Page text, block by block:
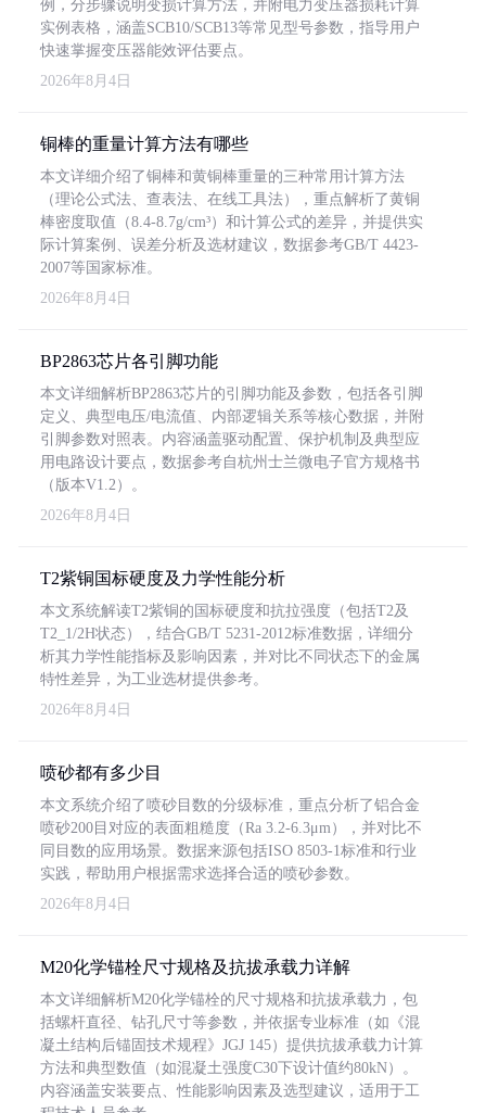
例，分步骤说明变损计算方法，并附电力变压器损耗计算
实例表格，涵盖SCB10/SCB13等常见型号参数，指导用户
快速掌握变压器能效评估要点。
2026年8月4日
铜棒的重量计算方法有哪些
本文详细介绍了铜棒和黄铜棒重量的三种常用计算方法
（理论公式法、查表法、在线工具法），重点解析了黄铜
棒密度取值（8.4-8.7g/cm³）和计算公式的差异，并提供实
际计算案例、误差分析及选材建议，数据参考GB/T 4423-
2007等国家标准。
2026年8月4日
BP2863芯片各引脚功能
本文详细解析BP2863芯片的引脚功能及参数，包括各引脚
定义、典型电压/电流值、内部逻辑关系等核心数据，并附
引脚参数对照表。内容涵盖驱动配置、保护机制及典型应
用电路设计要点，数据参考自杭州士兰微电子官方规格书
（版本V1.2）。
2026年8月4日
T2紫铜国标硬度及力学性能分析
本文系统解读T2紫铜的国标硬度和抗拉强度（包括T2及
T2_1/2H状态），结合GB/T 5231-2012标准数据，详细分
析其力学性能指标及影响因素，并对比不同状态下的金属
特性差异，为工业选材提供参考。
2026年8月4日
喷砂都有多少目
本文系统介绍了喷砂目数的分级标准，重点分析了铝合金
喷砂200目对应的表面粗糙度（Ra 3.2-6.3μm），并对比不
同目数的应用场景。数据来源包括ISO 8503-1标准和行业
实践，帮助用户根据需求选择合适的喷砂参数。
2026年8月4日
M20化学锚栓尺寸规格及抗拔承载力详解
本文详细解析M20化学锚栓的尺寸规格和抗拔承载力，包
括螺杆直径、钻孔尺寸等参数，并依据专业标准（如《混
凝土结构后锚固技术规程》JGJ 145）提供抗拔承载力计算
方法和典型数值（如混凝土强度C30下设计值约80kN）。
内容涵盖安装要点、性能影响因素及选型建议，适用于工